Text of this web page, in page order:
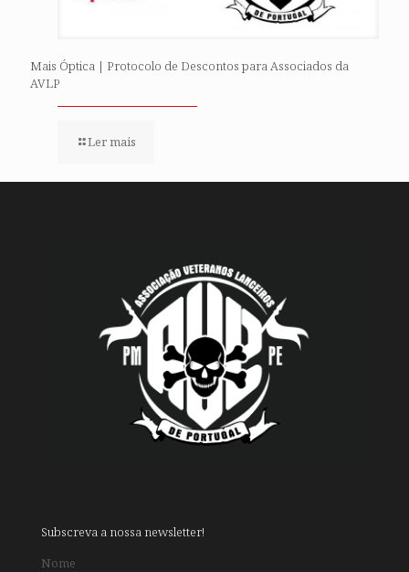
Mais Óptica | Protocolo de Descontos para Associados da
AVLP
Ler mais
Subscreva a nossa newsletter!
Nome